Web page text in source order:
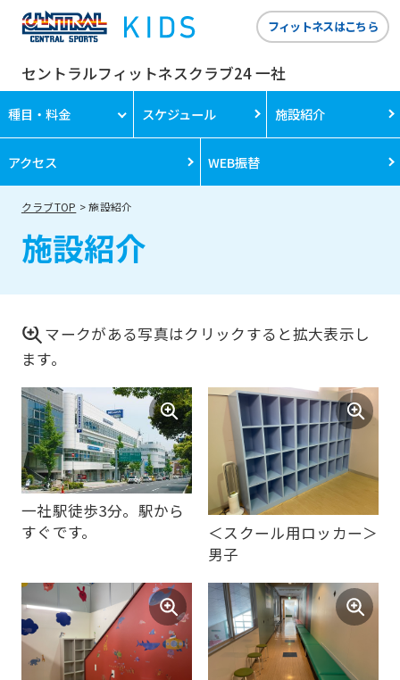
セントラルフィットネスクラブ24 一社
フィットネスはこちら
種目・料金 スケジュール 施設紹介
アクセス WEB振替
クラブTOP 施設紹介
施設紹介
マークがある写真はクリックすると拡大表示し
ます。
一社駅徒歩3分。駅から
すぐです。
＜スクール用ロッカー＞
男子
For
foreigners
Central
Sports
official
website
is
automatically
translated
into
English.
Click